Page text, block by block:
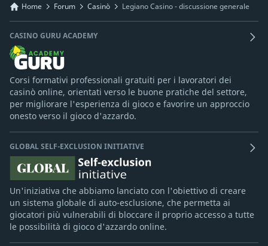
Home Forum Casinò Legiano Casino - discussione generale
CASINO GURU ACADEMY
Corsi formativi professionali gratuiti per i lavoratori dei
casinò online, orientati verso le buone pratiche del settore,
per migliorare l'esperienza di gioco e favorire un approccio
onesto verso il gioco d'azzardo.
GLOBAL SELF-EXCLUSION INITIATIVE
Un'iniziativa che abbiamo lanciato con l'obiettivo di creare
un sistema globale di auto-esclusione, che permetta ai
giocatori più vulnerabili di bloccare il proprio accesso a tutte
le possibilità di gioco d'azzardo online.